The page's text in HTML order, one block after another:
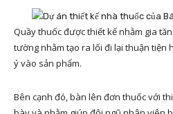
Quầy thuốc được thiết kế nhằm gia
tường nhằm tạo ra lối đi lại thuận tiện
ý vào sản phẩm.
Bên cạnh đó, bàn lên đơn thuốc với